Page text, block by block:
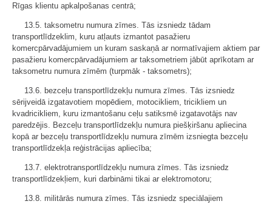
Rīgas klientu apkalpošanas centrā;
13.5. taksometru numura zīmes. Tās izsniedz tādam
transportlīdzeklim, kuru atļauts izmantot pasažieru
komercpārvadājumiem un kuram saskaņā ar normatīvajiem aktiem par
pasažieru komercpārvadājumiem ar taksometriem jābūt aprīkotam ar
taksometru numura zīmēm (turpmāk - taksometrs);
13.6. bezceļu transportlīdzekļu numura zīmes. Tās izsniedz
sērijveidā izgatavotiem mopēdiem, motocikliem, tricikliem un
kvadricikliem, kuru izmantošanu ceļu satiksmē izgatavotājs nav
paredzējis. Bezceļu transportlīdzekļu numura piešķiršanu apliecina
kopā ar bezceļu transportlīdzekļu numura zīmēm izsniegta bezceļu
transportlīdzekļa reģistrācijas apliecība;
13.7. elektrotransportlīdzekļu numura zīmes. Tās izsniedz
transportlīdzekļiem, kuri darbināmi tikai ar elektromotoru;
13.8. militārās numura zīmes. Tās izsniedz speciālajiem